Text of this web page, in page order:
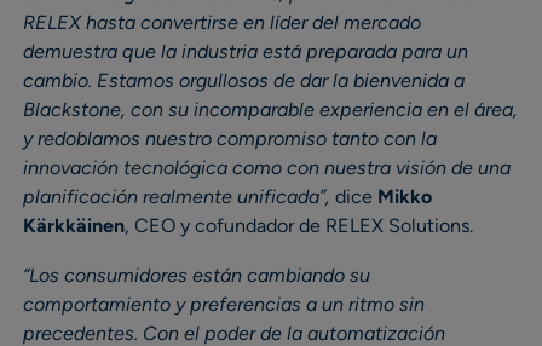
RELEX hasta convertirse en líder del mercado
demuestra que la industria está preparada para un
cambio. Estamos orgullosos de dar la bienvenida a
Blackstone, con su incomparable experiencia en el área,
y redoblamos nuestro compromiso tanto con la
innovación tecnológica como con nuestra visión de una
planificación realmente unificada”, dice Mikko
Kärkkäinen, CEO y cofundador de RELEX Solutions.
“Los consumidores están cambiando su
comportamiento y preferencias a un ritmo sin
precedentes. Con el poder de la automatización